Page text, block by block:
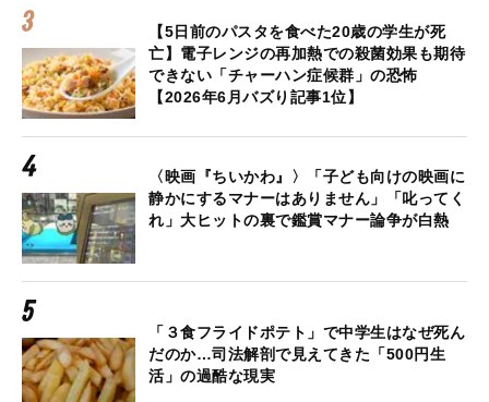
【5日前のパスタを食べた20歳の学生が死
亡】電子レンジの再加熱での殺菌効果も期待
できない「チャーハン症候群」の恐怖
【2026年6月バズり記事1位】
〈映画『ちいかわ』〉「子ども向けの映画に
静かにするマナーはありません」「叱ってく
れ」大ヒットの裏で鑑賞マナー論争が白熱
「３食フライドポテト」で中学生はなぜ死ん
だのか…司法解剖で見えてきた「500円生
活」の過酷な現実